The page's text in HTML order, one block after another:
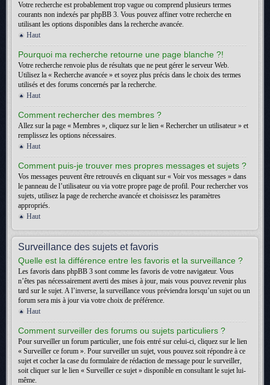
Votre recherche est probablement trop vague ou comprend plusieurs termes
courants non indexés par phpBB 3. Vous pouvez affiner votre recherche en
utilisant les options disponibles dans la recherche avancée.
Haut
Pourquoi ma recherche retourne une page blanche ?!
Votre recherche renvoie plus de résultats que ne peut gérer le serveur Web.
Utilisez la « Recherche avancée » et soyez plus précis dans le choix des termes
utilisés et des forums concernés par la recherche.
Haut
Comment rechercher des membres ?
Allez sur la page « Membres », cliquez sur le lien « Rechercher un utilisateur » et
remplissez les options nécessaires.
Haut
Comment puis-je trouver mes propres messages et sujets ?
Vos messages peuvent être retrouvés en cliquant sur « Voir vos messages » dans
le panneau de l’utilisateur ou via votre propre page de profil. Pour rechercher vos
sujets, utilisez la page de recherche avancée et choisissez les paramètres
appropriés.
Haut
Surveillance des sujets et favoris
Quelle est la différence entre les favoris et la surveillance ?
Les favoris dans phpBB 3 sont comme les favoris de votre navigateur. Vous
n’êtes pas nécessairement averti des mises à jour, mais vous pouvez revenir plus
tard sur le sujet. A l’inverse, la surveillance vous préviendra lorsqu’un sujet ou un
forum sera mis à jour via votre choix de préférence.
Haut
Comment surveiller des forums ou sujets particuliers ?
Pour surveiller un forum particulier, une fois entré sur celui-ci, cliquez sur le lien
« Surveiller ce forum ». Pour surveiller un sujet, vous pouvez soit répondre à ce
sujet et cocher la case du formulaire de rédaction de message pour le surveiller,
soit cliquer sur le lien « Surveiller ce sujet » disponible en consultant le sujet lui-
même.